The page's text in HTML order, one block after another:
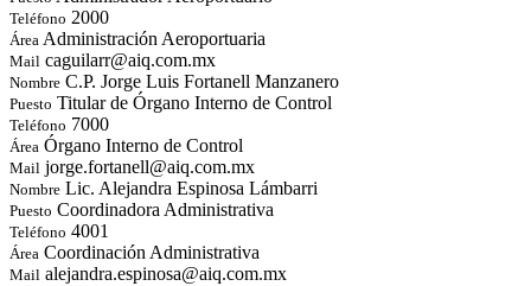
Teléfono 2000
Área Administración Aeroportuaria
Mail caguilarr@aiq.com.mx
Nombre C.P. Jorge Luis Fortanell Manzanero
Puesto Titular de Órgano Interno de Control
Teléfono 7000
Área Órgano Interno de Control
Mail jorge.fortanell@aiq.com.mx
Nombre Lic. Alejandra Espinosa Lámbarri
Puesto Coordinadora Administrativa
Teléfono 4001
Área Coordinación Administrativa
Mail alejandra.espinosa@aiq.com.mx